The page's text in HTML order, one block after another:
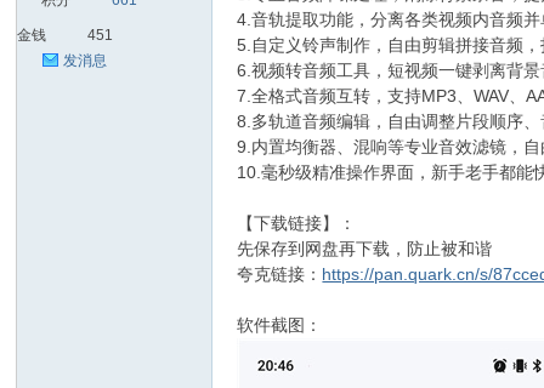
金钱
451
发消息
4.音轨提取功能，分离各类视频内音频
5.自定义铃声制作，自由剪辑拼接音频
6.视频转音频工具，短视频一键剥离背
7.全格式音频互转，支持MP3、WAV、
8.多轨道音频编辑，自由调整片段顺序
9.内置均衡器、混响等专业音效滤镜，
10.毫秒级精准操作界面，新手老手都能
【下载链接】：
先保存到网盘再下载，防止被和谐
夸克链接： https://pan.quark.cn/s/
软件截图：